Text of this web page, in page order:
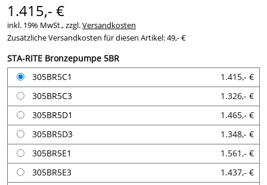
1.415,- €
inkl. 19% MwSt., zzgl.Versandkosten
Zusätzliche Versandkosten für diesen Artikel: 49,- €
STA-RITE Bronzepumpe 5BR
305BR5C1
1.415,- €
305BR5C3
1.326,- €
305BR5D1
1.465,- €
305BR5D3
1.348,- €
305BR5E1
1.561,- €
305BR5E3
1.437,- €